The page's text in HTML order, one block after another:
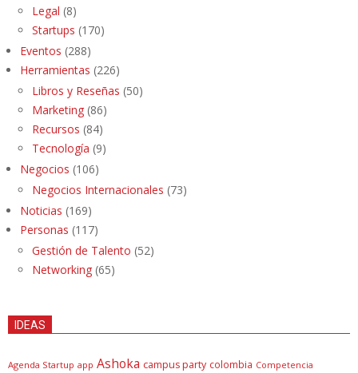
Legal (8)
Startups (170)
Eventos (288)
Herramientas (226)
Libros y Reseñas (50)
Marketing (86)
Recursos (84)
Tecnología (9)
Negocios (106)
Negocios Internacionales (73)
Noticias (169)
Personas (117)
Gestión de Talento (52)
Networking (65)
IDEAS
Agenda Startup app Ashoka campus party colombia Competencia